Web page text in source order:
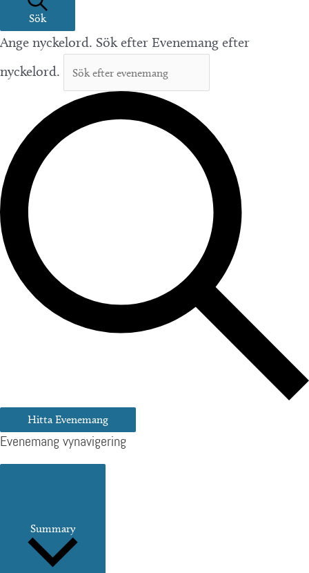
Sök
Ange nyckelord. Sök efter Evenemang efter
nyckelord.
Hitta Evenemang
Evenemang vynavigering
Summary